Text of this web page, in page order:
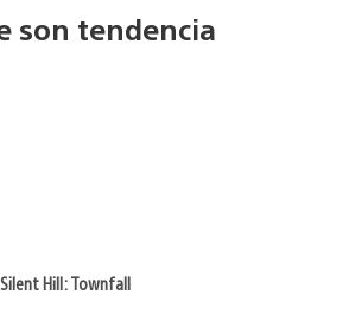
son tendencia
Hill: Townfall